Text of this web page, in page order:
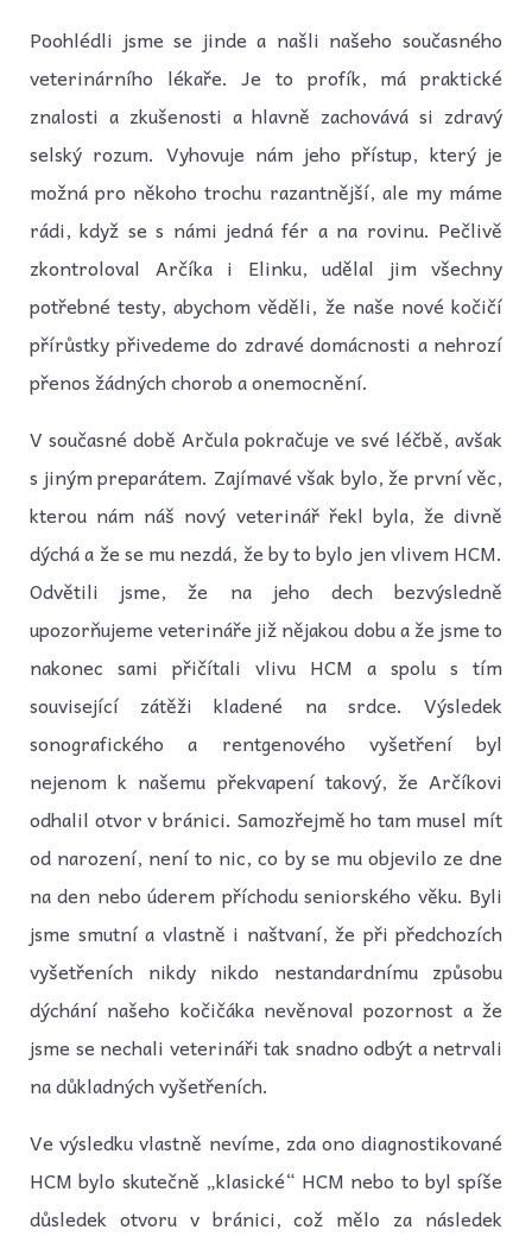
Poohlédli jsme se jinde a našli našeho současného
veterinárního lékaře. Je to profík, má praktické
znalosti a zkušenosti a hlavně zachovává si zdravý
selský rozum. Vyhovuje nám jeho přístup, který je
možná pro někoho trochu razantnější, ale my máme
rádi, když se s námi jedná fér a na rovinu. Pečlivě
zkontroloval Arčíka i Elinku, udělal jim všechny
potřebné testy, abychom věděli, že naše nové kočičí
přírůstky přivedeme do zdravé domácnosti a nehrozí
přenos žádných chorob a onemocnění.
V současné době Arčula pokračuje ve své léčbě, avšak
s jiným preparátem. Zajímavé však bylo, že první věc,
kterou nám náš nový veterinář řekl byla, že divně
dýchá a že se mu nezdá, že by to bylo jen vlivem HCM.
Odvětili jsme, že na jeho dech bezvýsledně
upozorňujeme veterináře již nějakou dobu a že jsme to
nakonec sami přičítali vlivu HCM a spolu s tím
související zátěži kladené na srdce. Výsledek
sonografického a rentgenového vyšetření byl
nejenom k našemu překvapení takový, že Arčíkovi
odhalil otvor v bránici. Samozřejmě ho tam musel mít
od narození, není to nic, co by se mu objevilo ze dne
na den nebo úderem příchodu seniorského věku. Byli
jsme smutní a vlastně i naštvaní, že při předchozích
vyšetřeních nikdy nikdo nestandardnímu způsobu
dýchání našeho kočičáka nevěnoval pozornost a že
jsme se nechali veterináři tak snadno odbýt a netrvali
na důkladných vyšetřeních.
Ve výsledku vlastně nevíme, zda ono diagnostikované
HCM bylo skutečně „klasické“ HCM nebo to byl spíše
důsledek otvoru v bránici, což mělo za následek